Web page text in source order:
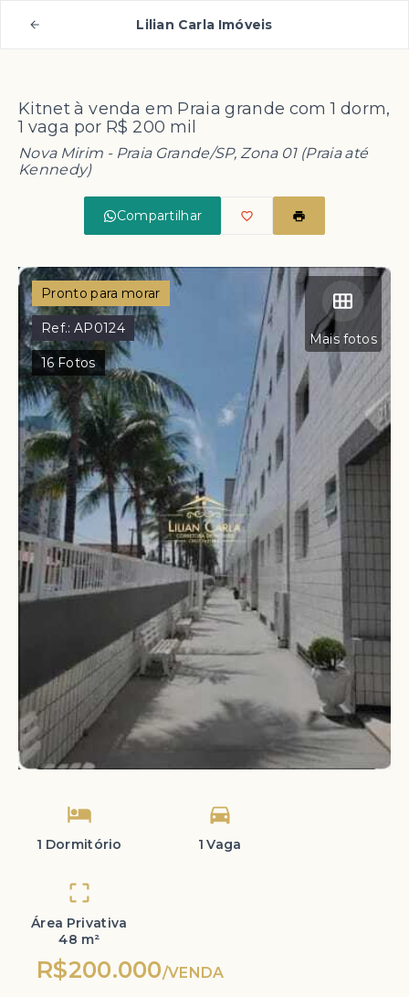
Lilian Carla Imóveis
Kitnet à venda em Praia grande com 1 dorm,
1 vaga por R$ 200 mil
Nova Mirim - Praia Grande/SP, Zona 01 (Praia até
Kennedy)
Compartilhar
Mais fotos
Pronto para morar
Ref.:AP0124
16 Fotos
1 Dormitório 1 Vaga
Área Privativa
48 m²
R$200.000/VENDA